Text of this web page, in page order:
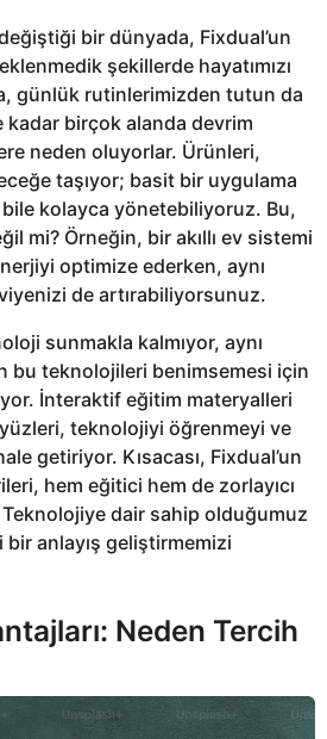
bir dünyada, Fixdual’un
şekillerde hayatımızı
günlük rutinlerimizden tutun da
kadar birçok alanda devrim
neden oluyorlar. Ürünleri,
taşıyor; basit bir uygulama
bile kolayca yönetebiliyoruz. Bu,
mi? Örneğin, bir akıllı ev sistemi
optimize ederken, aynı
de artırabiliyorsunuz.
sunmakla kalmıyor, aynı
bu teknolojileri benimsemesi için
İnteraktif eğitim materyalleri
teknolojiyi öğrenmeyi ve
getiriyor. Kısacası, Fixdual’un
hem eğitici hem de zorlayıcı
dair sahip olduğumuz
bir anlayış geliştirmemizi
Neden Tercih